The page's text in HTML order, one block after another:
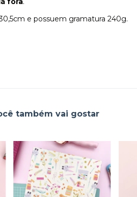
e possuem gramatura 240g.
também vai gostar